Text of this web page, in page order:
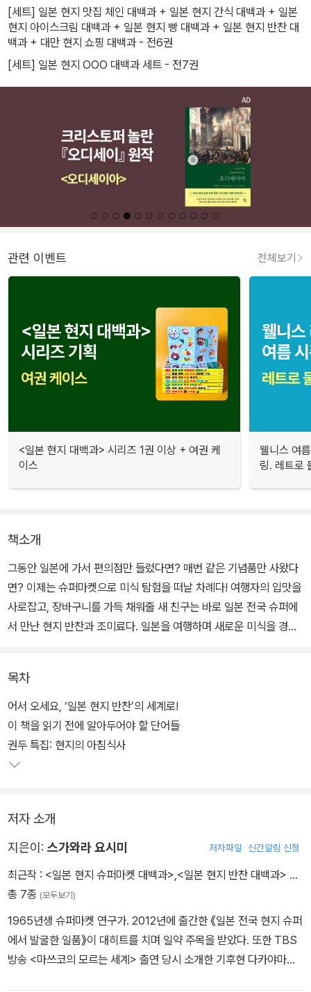
[세트] 일본 현지 맛집 체인 대백과 + 일본 현지 간식 대백과 + 일본
현지 아이스크림 대백과 + 일본 현지 빵 대백과 + 일본 현지 반찬 대
백과 + 대만 현지 쇼핑 대백과 - 전6권
[세트] 일본 현지 OOO 대백과 세트 - 전7권
관련 이벤트 전체보기
<일본 현지 대백과> 시리즈 1권 이상 + 여권 케
이스
웰니스 여
링. 레트로
책소개
그동안 일본에 가서 편의점만 들렀다면? 매번 같은 기념품만 사왔다
면? 이제는 슈퍼마켓으로 미식 탐험을 떠날 차례다! 여행자의 입맛을
사로잡고, 장바구니를 가득 채워줄 새 친구는 바로 일본 전국 슈퍼에
서 만난 현지 반찬과 조미료다. 일본을 여행하며 새로운 미식을 경험
떠나보자.
현지인에게 오랫동안 사랑받아온 소울푸드 반찬부터 딱 하나만 있어
도 밥 한 공기를 뚝딱 비울 수 있는 대표 밥도둑 반찬, 현지의 특산물
로 만든 저장 식품과 통조림, 선물하기 좋은 조미료와 면류까지, 책에
반찬의 재료와 맛을 소개하는 것은 물론이고 반찬이 탄생한 시대적·
부한 이 책은 일본 여행자에게 미식의 즐거움과 여행의 재미를 한 단
계 업그레이드해 줄 것이다.
목차
어서 오세요, ‘일본 현지 반찬’의 세계로!
이 책을 읽기 전에 알아두어야 할 단어들
권두 특집: 현지의 아침식사
저자 소개
지은이: 스가와라 요시미 저자파일 신간알림 신청
최근작 : <일본 현지 슈퍼마켓 대백과> <일본 현지 반찬 대백과> …
총 7종 (모두보기)
1965년생 슈퍼마켓 연구가. 2012년에 출간한 《일본 전국 현지 슈퍼
에서 발굴한 일품》이 대히트를 치며 일약 주목을 받았다. 또한 TBS
방송 <마쓰코의 모르는 세계> 출연 당시 소개한 기후현 다카야마시